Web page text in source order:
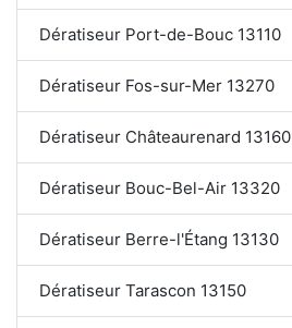
Dératiseur Port-de-Bouc 13110
Dératiseur Fos-sur-Mer 13270
Dératiseur Châteaurenard 13160
Dératiseur Bouc-Bel-Air 13320
Dératiseur Berre-l'Étang 13130
Dératiseur Tarascon 13150